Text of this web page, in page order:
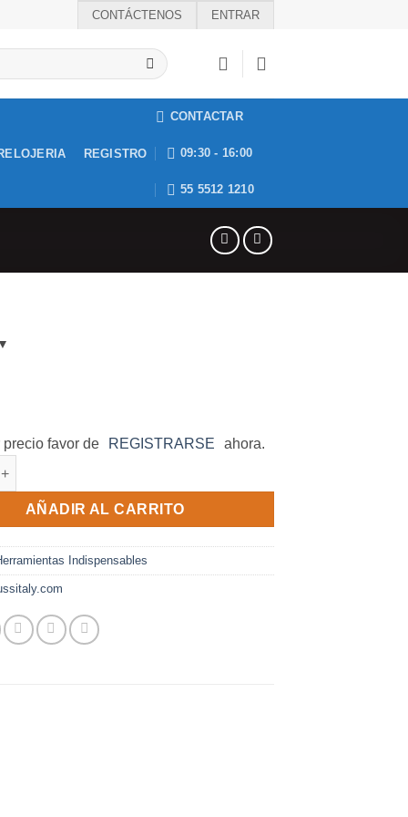
CONTÁCTENOS ENTRAR
REGISTRO
CONTACTAR
09:30 - 16:00
55 5512 1210
precio favor de REGISTRARSE ahora.
AÑADIR AL CARRITO
Indispensables